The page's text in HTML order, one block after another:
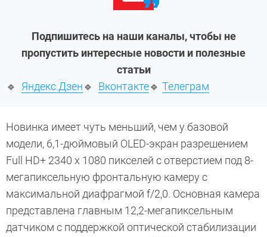
Подпишитесь на наши каналы, чтобы не
пропустить интересные новости и полезные
статьи
🔹 Яндекс.Дзен🔹 Вконтакте🔹 Телеграм
Новинка имеет чуть меньший, чем у базовой
модели, 6,1-дюймовый OLED-экран разрешением
Full HD+ 2340 х 1080 пикселей с отверстием под 8-
мегапиксельную фронтальную камеру с
максимальной диафрагмой f/2,0. Основная камера
представлена главным 12,2-мегапиксельным
датчиком с поддержкой оптической стабилизации